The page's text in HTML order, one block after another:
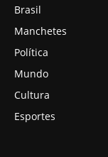
Brasil
Manchetes
Política
Mundo
Cultura
Esportes